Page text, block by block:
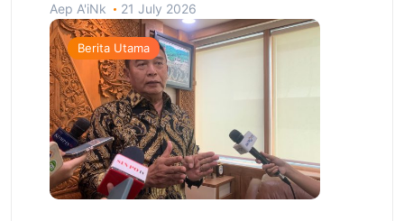
Aep A'iNk 21 July 2026
Berita Utama